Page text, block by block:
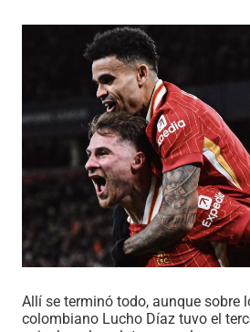
Allí se terminó todo, aunque sobre
colombiano Lucho Díaz tuvo el